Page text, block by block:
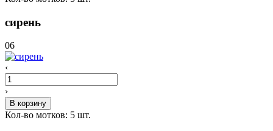
сирень
06
‹
›
В корзину
Кол-во мотков: 5 шт.